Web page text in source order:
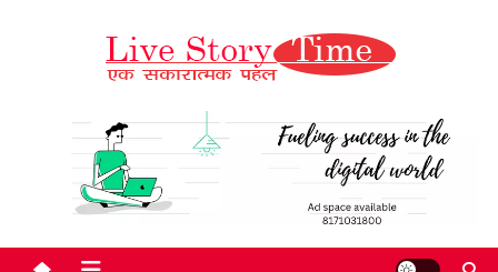
Live Story Time